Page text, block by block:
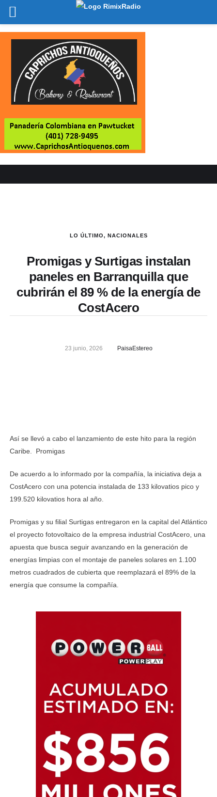
LO ÚLTIMO, NACIONALES
Promigas y Surtigas instalan
paneles en Barranquilla que
cubrirán el 89 % de la energía de
CostAcero
23 junio, 2026 PaisaEstereo
Así se llevó a cabo el lanzamiento de este hito para la región
Caribe. Promigas
De acuerdo a lo informado por la compañía, la iniciativa deja a
CostAcero con una potencia instalada de 133 kilovatios pico y
199.520 kilovatios hora al año.
Promigas y su filial Surtigas entregaron en la capital del Atlántico
el proyecto fotovoltaico de la empresa industrial CostAcero, una
apuesta que busca seguir avanzando en la generación de
energías limpias con el montaje de paneles solares en 1.100
metros cuadrados de cubierta que reemplazará el 89% de la
energía que consume la compañía.